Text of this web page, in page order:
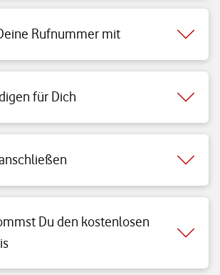
Rufnummer mit
für Dich
Du den kostenlosen